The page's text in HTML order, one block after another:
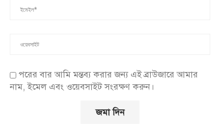
পরের বার আমি মন্তব্য করার জন্য এই ব্রাউজারে আমার
নাম, ইমেল এবং ওয়েবসাইট সংরক্ষণ করুন।